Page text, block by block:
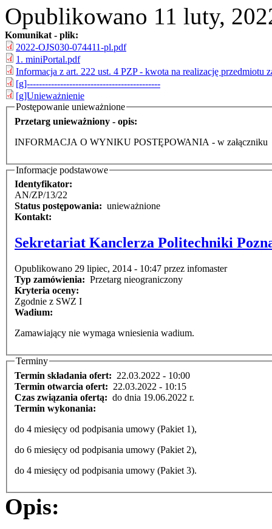
Opublikowano 11 luty,
Komunikat - plik:
2022-OJS030-074411-pl.pdf
1. miniPortal.pdf
Informacja z art. 222 ust. 4 PZP - kwota na realizację przedmiotu
[g]--------------------------------------------
[g]Unieważnienie
Postępowanie unieważnione
Przetarg unieważniony - opis:
INFORMACJA O WYNIKU POSTĘPOWANIA - w załączniku
Informacje podstawowe
Identyfikator:
AN/ZP/13/22
Status postępowania: unieważnione
Kontakt:
Sekretariat Kanclerza Politechniki
Opublikowano 29 lipiec, 2014 - 10:47 przez infomaster
Typ zamówienia: Przetarg nieograniczony
Kryteria oceny:
Zgodnie z SWZ I
Wadium:
Zamawiający nie wymaga wniesienia wadium.
Terminy
Termin składania ofert: 22.03.2022 - 10:00
Termin otwarcia ofert: 22.03.2022 - 10:15
Czas związania ofertą: do dnia 19.06.2022 r.
Termin wykonania:
do 4 miesięcy od podpisania umowy (Pakiet 1),
do 6 miesięcy od podpisania umowy (Pakiet 2),
do 4 miesięcy od podpisania umowy (Pakiet 3).
Opis: